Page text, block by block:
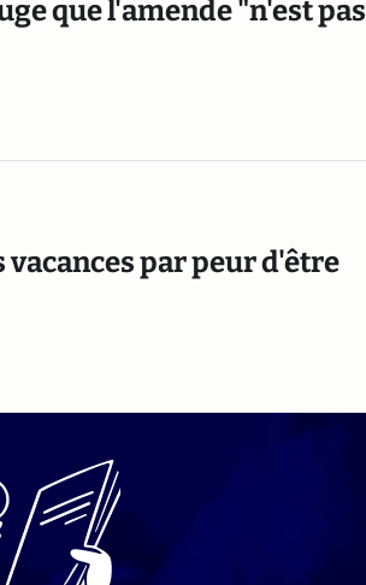
que l'amende "n'est pas
par peur d'être